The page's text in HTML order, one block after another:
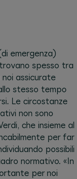
emergenza)
spesso tra
noi assicurate
stesso tempo
Le circostanze
non sono
che insieme al
per far
possibili
normativo. «In
per noi